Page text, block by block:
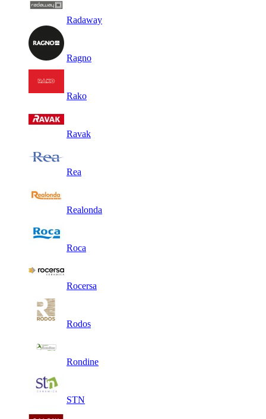
Radaway
Ragno
Rako
Ravak
Rea
Realonda
Roca
Rocersa
Rodos
Rondine
STN